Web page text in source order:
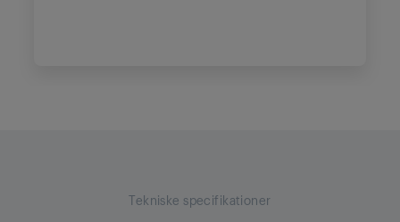
Tekniske specifikationer